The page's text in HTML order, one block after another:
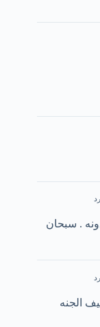
. سبحان
الجنه